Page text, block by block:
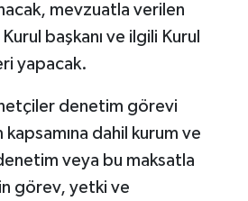
mevzuatla verilen
başkanı ve ilgili Kurul
yapacak.
denetim görevi
dahil kurum ve
veya bu maksatla
görev, yetki ve